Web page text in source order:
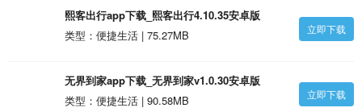
熙客出行app下载_熙客出行4.10.35安卓版
类型：便捷生活 | 75.27MB
立即下载
无界到家app下载_无界到家v1.0.30安卓版
类型：便捷生活 | 90.58MB
立即下载